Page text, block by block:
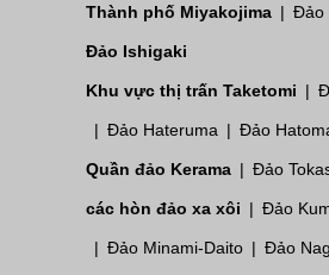
Thành phố Miyakojima Đảo
Đảo Ishigaki
Khu vực thị trấn Taketomi
Đảo Hateruma Đảo
Quần đảo Kerama Đảo
các hòn đảo xa xôi Đảo
Đảo Minami-Daito Đảo